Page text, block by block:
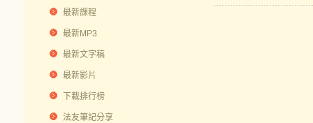
最新課程
最新MP3
最新文字稿
最新影片
下載排行榜
法友筆記分享